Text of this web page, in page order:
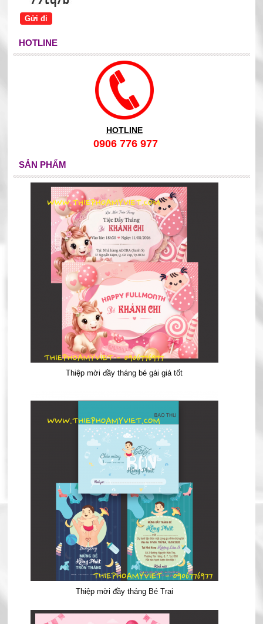
HOTLINE
HOTLINE
0906 776 977
SẢN PHẨM
Thiệp mời đầy tháng bé gái giá tốt
Thiệp mời đầy tháng Bé Trai